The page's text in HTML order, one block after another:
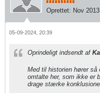
Oprettet: Nov 2013
05-09-2024, 20:39
Oprindeligt indsendt af
Med til historien hører så
omtalte her, som ikke er
drage stærke